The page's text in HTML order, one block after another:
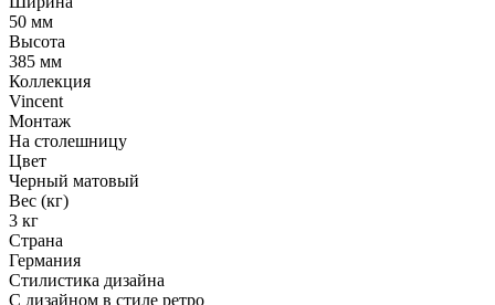
50 мм
Высота
385 мм
Коллекция
Vincent
Монтаж
На столешницу
Цвет
Черный матовый
Вес (кг)
3 кг
Страна
Германия
Стилистика дизайна
С дизайном в стиле ретро